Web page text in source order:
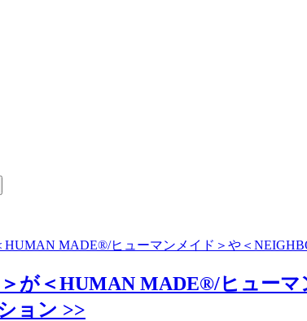
HUMAN MADE®/ヒューマンメイド＞や＜
＞が＜HUMAN MADE®/ヒュー
ョン >>